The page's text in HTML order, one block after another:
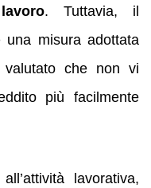
. Tuttavia, il
misura adottata
che non vi
più facilmente
lavorativa,